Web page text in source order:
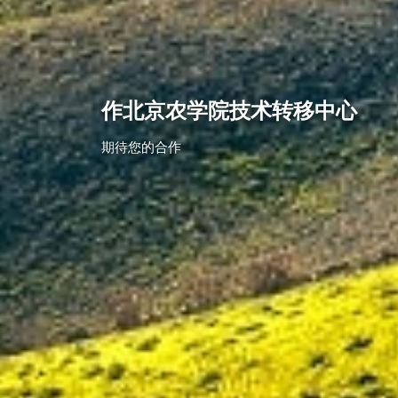
作北京农学院技术转移中心
期待您的合作